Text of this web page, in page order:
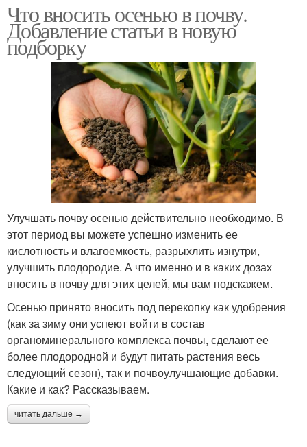
Что вносить осенью в почву.
Добавление статьи в новую
подборку
Улучшать почву осенью действительно необходимо. В
этот период вы можете успешно изменить ее
кислотность и влагоемкость, разрыхлить изнутри,
улучшить плодородие. А что именно и в каких дозах
вносить в почву для этих целей, мы вам подскажем.
Осенью принято вносить под перекопку как удобрения
(как за зиму они успеют войти в состав
органоминерального комплекса почвы, сделают ее
более плодородной и будут питать растения весь
следующий сезон), так и почвоулучшающие добавки.
Какие и как? Рассказываем.
читать дальше →